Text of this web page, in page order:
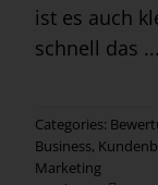
ist es auch
schnell das ...
Categories:
Business,
Marketing